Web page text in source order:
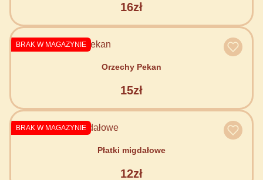
16zł
BRAK W MAGAZYNIE
Orzechy Pekan
15zł
BRAK W MAGAZYNIE
Płatki migdałowe
12zł